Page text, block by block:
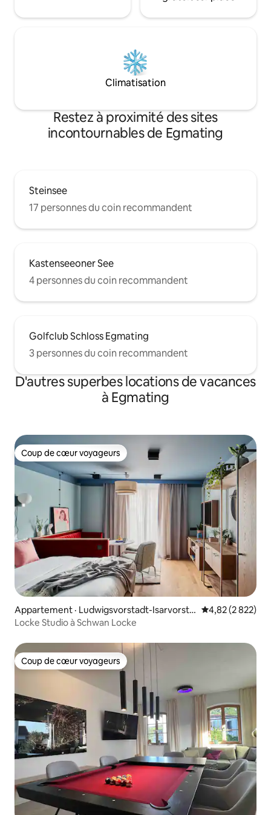
Climatisation
Restez à proximité des sites
incontournables de Egmating
Steinsee
17 personnes du coin recommandent
Kastenseeoner See
4 personnes du coin recommandent
Golfclub Schloss Egmating
3 personnes du coin recommandent
D'autres superbes locations de vacances
à Egmating
Coup de cœur voyageurs
Coup de cœur voyageurs
Appartement · Ludwigsvorstadt-Isarvorsta
dt
Note moyenne
4,82 (2 822)
Locke Studio à Schwan Locke
Coup de cœur voyageurs
Coup de cœur voyageurs